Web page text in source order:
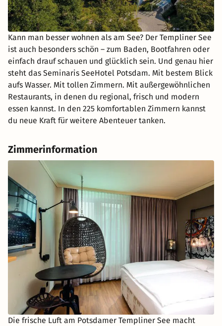
Kann man besser wohnen als am See? Der Templiner See
ist auch besonders schön – zum Baden, Bootfahren oder
einfach drauf schauen und glücklich sein. Und genau hier
steht das Seminaris SeeHotel Potsdam. Mit bestem Blick
aufs Wasser. Mit tollen Zimmern. Mit außergewöhnlichen
Restaurants, in denen du regional, frisch und modern
essen kannst. In den 225 komfortablen Zimmern kannst
du neue Kraft für weitere Abenteuer tanken.
Zimmerinformation
Die frische Luft am Potsdamer Templiner See macht